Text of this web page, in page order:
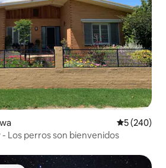
Calificación
5 (240)
Los perros son bienvenidos